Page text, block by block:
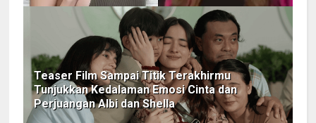
Teaser Film Sampai Titik Terakhirmu
Tunjukkan Kedalaman Emosi Cinta dan
Perjuangan Albi dan Shella